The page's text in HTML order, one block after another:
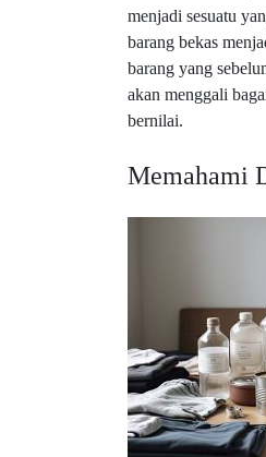
menjadi sesuatu
barang bekas
barang yang
akan menggali
bernilai.
Memahami